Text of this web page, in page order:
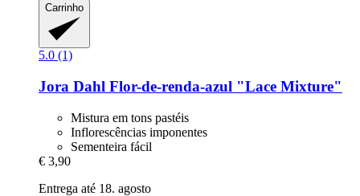
Carrinho
5.0 (1)
Jora Dahl Flor-​de-​renda-​azul "Lace Mixture"
Mistura em tons pastéis
Inflorescências imponentes
Sementeira fácil
€ 3,90
Entrega até 18. agosto